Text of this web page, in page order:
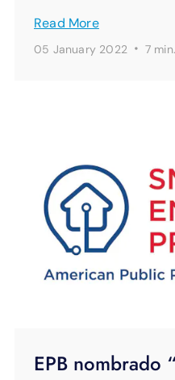
Read More
05 January 2022 · 7 min.
EPB nombrado